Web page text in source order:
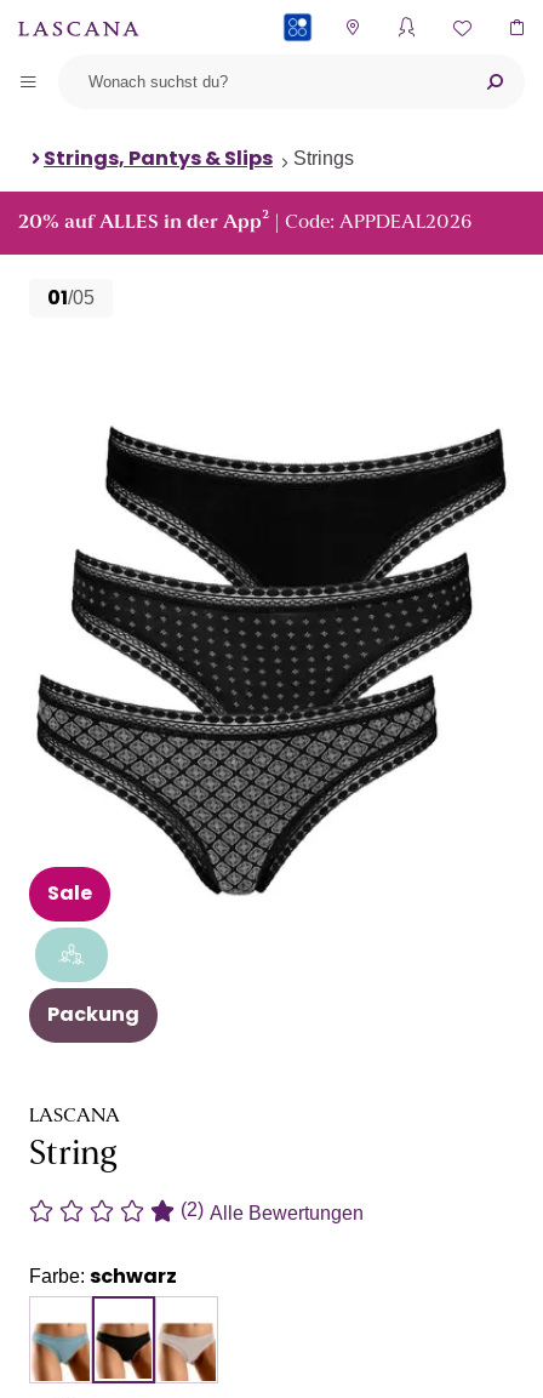
Strings, Pantys & Slips Strings
20% auf ALLES in der App² | Code: APPDEAL2026
01/05
Sale
Packung
LASCANA
String
(2) Alle Bewertungen
Farbe: schwarz